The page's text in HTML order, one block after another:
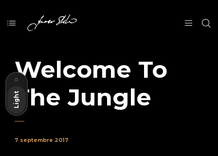
Welcome To
The Jungle
7 septembre 2017
Light
Dark